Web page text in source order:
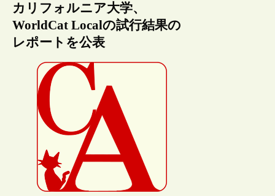
カリフォルニア大学、
WorldCat Localの試行結果の
レポートを公表